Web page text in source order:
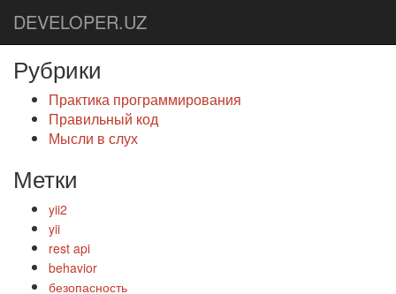
DEVELOPER.UZ
Рубрики
Практика программирования
Правильный код
Мысли в слух
Метки
yii2
yii
rest api
behavior
безопасность